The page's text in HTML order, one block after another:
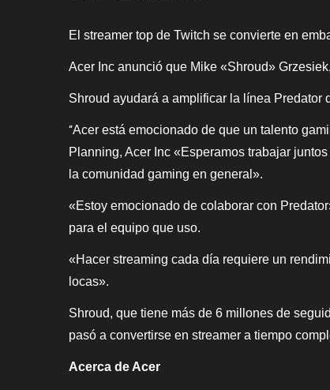
El streamer top de Twitch se convierte en
Acer Inc anunció que Mike «Shroud»
Shroud ayudará a amplificar la línea Predator
“Acer está emocionado de que un talento
Planning, Acer Inc «Esperamos trabajar
la comunidad gaming en general».
«Estoy emocionado de colaborar con
para el equipo que uso.
«Hacer streaming cada día requiere un
locas».
Shroud, que tiene más de 6 millones de
pasó a convertirse en streamer a tiempo
Acerca de Acer